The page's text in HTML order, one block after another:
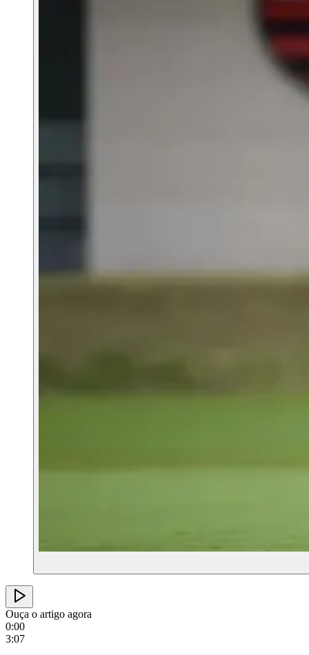
Ouça o artigo agora
0:00
3:07